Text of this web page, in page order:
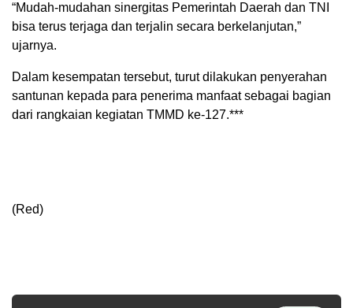
“Mudah-mudahan sinergitas Pemerintah Daerah dan TNI
bisa terus terjaga dan terjalin secara berkelanjutan,”
ujarnya.
Dalam kesempatan tersebut, turut dilakukan penyerahan
santunan kepada para penerima manfaat sebagai bagian
dari rangkaian kegiatan TMMD ke-127.***
(Red)